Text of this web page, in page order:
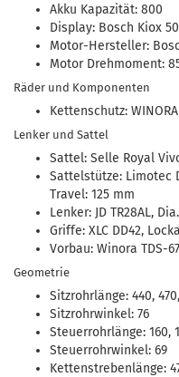
Akku Kapazität: 800
Display: Bosch Kiox
Motor-Hersteller:
Motor Drehmoment:
Räder und Komponenten
Kettenschutz:
Lenker und Sattel
Sattel: Selle Royal
Sattelstütze: Limotec
Travel: 125 mm
Lenker: JD TR28AL,
Griffe: XLC DD42,
Vorbau: Winora TDS-
Geometrie
Sitzrohrlänge: 440,
Sitzrohrwinkel: 76
Steuerrohrlänge: 160,
Steuerrohrwinkel: 69
Kettenstrebenlänge: